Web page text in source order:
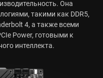
Она
такими как DDR5,
4, а также всеми
Power, готовыми к
интеллекта.